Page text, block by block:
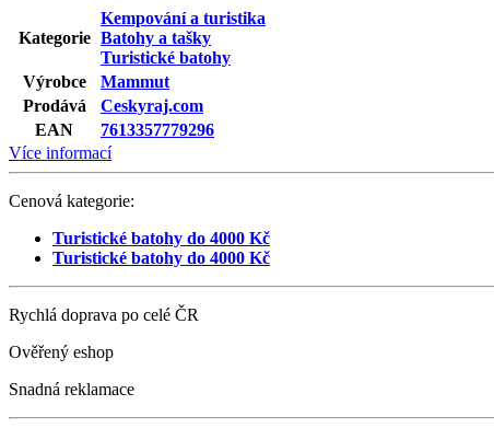
Kategorie
Kempování a turistika
Batohy a tašky
Turistické batohy
Výrobce
Mammut
Prodává
Ceskyraj.com
EAN
7613357779296
Více informací
Cenová kategorie:
Turistické batohy do 4000 Kč
Turistické batohy do 4000 Kč
Rychlá doprava po celé ČR
Ověřený eshop
Snadná reklamace